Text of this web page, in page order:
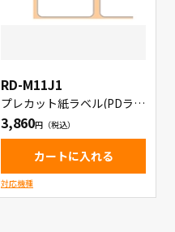
RD-M11J1
プレカット紙ラベル(PDラベ
ルA)
3,860
カートに入れる
対応機種